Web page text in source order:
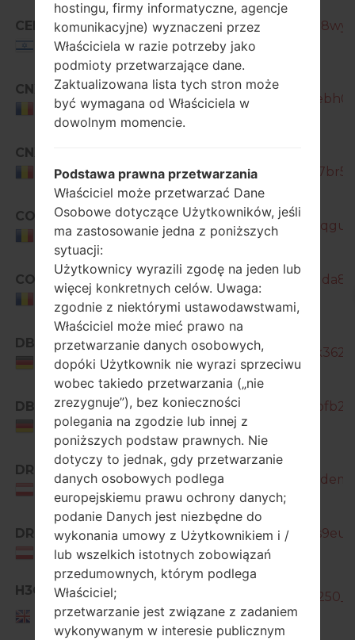
CEL
Israel
GT-
CNX
Romania
GT-
CNX
Romania
COA
Romania
GT-
COA
Romania
GT-
DBT
Germany
GT-
DBT
Germany
GT-
DRE
Austria
GT-
DRE
Austria
GT-
H3G
United
Kingdom
GT-
hostingu, firmy informatyczne, agencje
komunikacyjne) wyznaczeni przez
Właściciela w razie potrzeby jako
podmioty przetwarzające dane.
Zaktualizowana lista tych stron może
być wymagana od Właściciela w
dowolnym momencie.
Podstawa prawna przetwarzania
Właściciel może przetwarzać Dane
Osobowe dotyczące Użytkowników, jeśli
ma zastosowanie jedna z poniższych
sytuacji:
Użytkownicy wyrazili zgodę na jeden lub
więcej konkretnych celów. Uwaga:
zgodnie z niektórymi ustawodawstwami,
Właściciel może mieć prawo na
przetwarzanie danych osobowych,
dopóki Użytkownik nie wyrazi sprzeciwu
wobec takiedo przetwarzania („nie
zrezygnuje”), bez konieczności
polegania na zgodzie lub innej z
poniższych podstaw prawnych. Nie
dotyczy to jednak, gdy przetwarzanie
danych osobowych podlega
europejskiemu prawu ochrony danych;
podanie Danych jest niezbędne do
wykonania umowy z Użytkownikiem i /
lub wszelkich istotnych zobowiązań
przedumownych, którym podlega
Właściciel;
przetwarzanie jest związane z zadaniem
wykonywanym w interesie publicznym